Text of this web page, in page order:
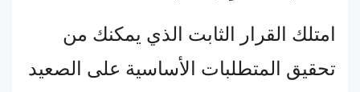
امتلك القرار الثابت الذي يمكنك من
تحقيق المتطلبات الأساسية على الصعيد